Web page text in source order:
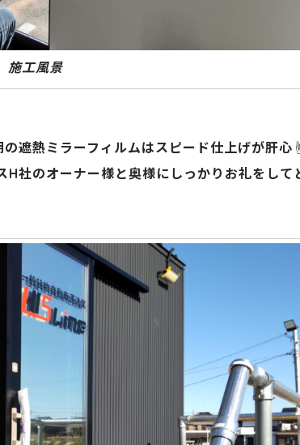
施工風景
の遮熱ミラーフィルムはスピード仕上げが肝
社のオーナー様と奥様にしっかりお礼をして